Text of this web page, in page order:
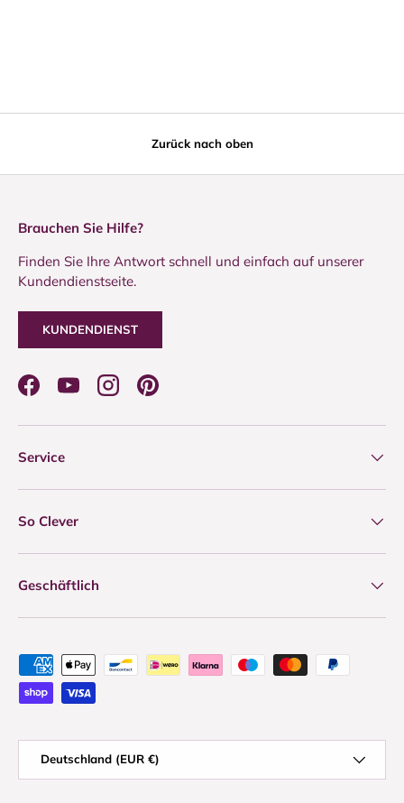
Zurück nach oben
Brauchen Sie Hilfe?
Finden Sie Ihre Antwort schnell und einfach auf unserer
Kundendienstseite.
KUNDENDIENST
FacebookYouTubeInstagramPinterest
Service
So Clever
Geschäftlich
Zahlungsmethoden
Deutschland (EUR €)